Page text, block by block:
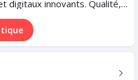
digitaux innovants. Qualité,